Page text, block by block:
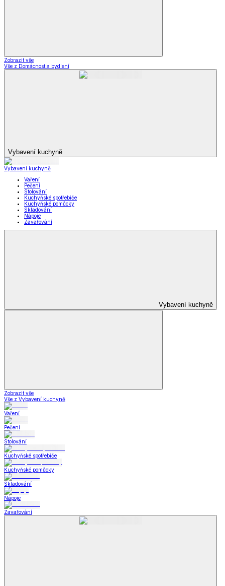
Zobrazit vše
Vše z Domácnost a bydlení
Vybavení kuchyně
Vybavení kuchyně
Vaření
Pečení
Stolování
Kuchyňské spotřebiče
Kuchyňské pomůcky
Skladování
Nápoje
Zavařování
Vybavení kuchyně
Zobrazit vše
Vše z Vybavení kuchyně
Vaření
Pečení
Stolování
Kuchyňské spotřebiče
Kuchyňské pomůcky
Skladování
Nápoje
Zavařování